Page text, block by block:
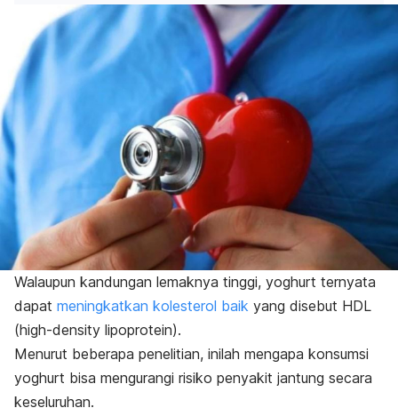
Walaupun kandungan lemaknya tinggi, yoghurt ternyata
dapat meningkatkan kolesterol baik yang disebut HDL
(high-density lipoprotein).
Menurut beberapa penelitian, inilah mengapa konsumsi
yoghurt bisa mengurangi risiko penyakit jantung secara
keseluruhan.